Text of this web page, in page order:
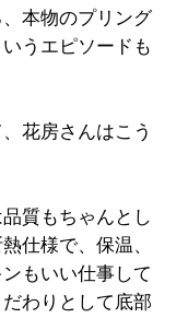
本物のプリング
うエピソードも
花房さんはこう
質もちゃんとし
仕様で、保温、
もいい仕事して
わりとして底部